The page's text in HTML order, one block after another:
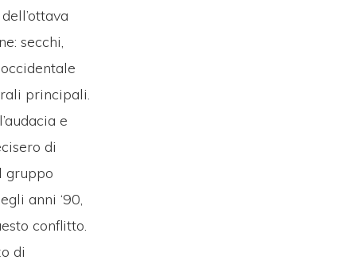
secchi,
principali.
e
di
gruppo
anni ‘90,
conflitto.
di